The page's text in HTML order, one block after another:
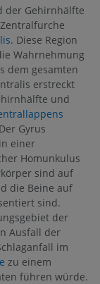
der Gehirnhälfte
. Diese Region
Wahrnehmung
dem gesamten
erstreckt
und
Gyrus
einer
Homunkulus
sind auf
die Beine auf
sind.
der
Ausfall der
im
zu einem
führen würde.